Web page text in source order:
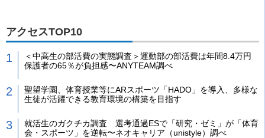
アクセスTOP10
＜中高生の部活費の実態調査＞運動部の部活費は年間8.4万円
保護者の65％が負担感〜ANYTEAM調べ
聖望学園、体育授業等にARスポーツ「HADO」を導入、多様な
生徒が活躍できる教育環境の構築を目指す
就活生のガクチカ調査 選考通過ESで「研究・ゼミ」が「体育
会・スポーツ」を逆転〜ネオキャリア（unistyle）調べ